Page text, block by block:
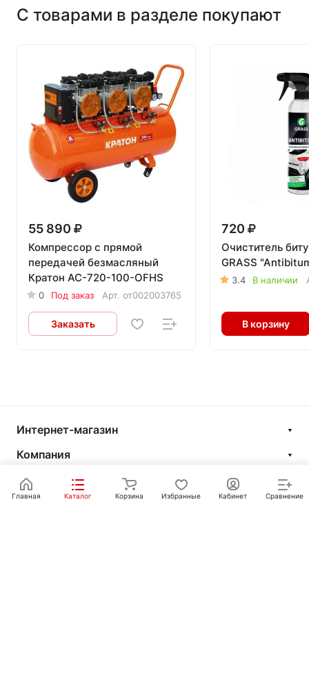
С товарами в разделе покупают
55 890
Компрессор с прямой
передачей безмасляный
Кратон AC-720-100-OFHS
0 Под заказ Арт. от002003765
Заказать
720
Очиститель
GRASS
3.4 В наличии
В корзину
Интернет-магазин
Компания
Информация
Главная Каталог Корзина Избранные Кабинет Сравнение